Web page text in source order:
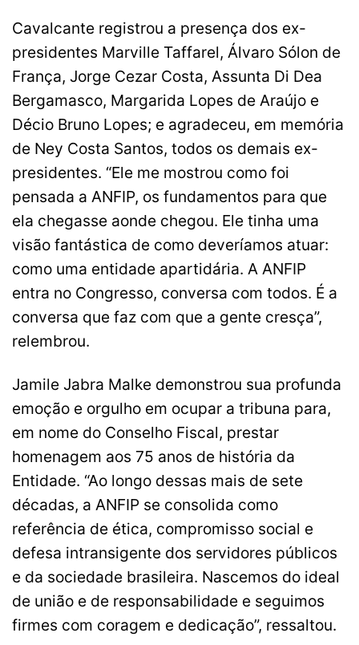
Cavalcante registrou a presença dos ex-
presidentes Marville Taffarel, Álvaro Sólon de
França, Jorge Cezar Costa, Assunta Di Dea
Bergamasco, Margarida Lopes de Araújo e
Décio Bruno Lopes; e agradeceu, em memória
de Ney Costa Santos, todos os demais ex-
presidentes. “Ele me mostrou como foi
pensada a ANFIP, os fundamentos para que
ela chegasse aonde chegou. Ele tinha uma
visão fantástica de como deveríamos atuar:
como uma entidade apartidária. A ANFIP
entra no Congresso, conversa com todos. É a
conversa que faz com que a gente cresça”,
relembrou.
Jamile Jabra Malke demonstrou sua profunda
emoção e orgulho em ocupar a tribuna para,
em nome do Conselho Fiscal, prestar
homenagem aos 75 anos de história da
Entidade. “Ao longo dessas mais de sete
décadas, a ANFIP se consolida como
referência de ética, compromisso social e
defesa intransigente dos servidores públicos
e da sociedade brasileira. Nascemos do ideal
de união e de responsabilidade e seguimos
firmes com coragem e dedicação”, ressaltou.